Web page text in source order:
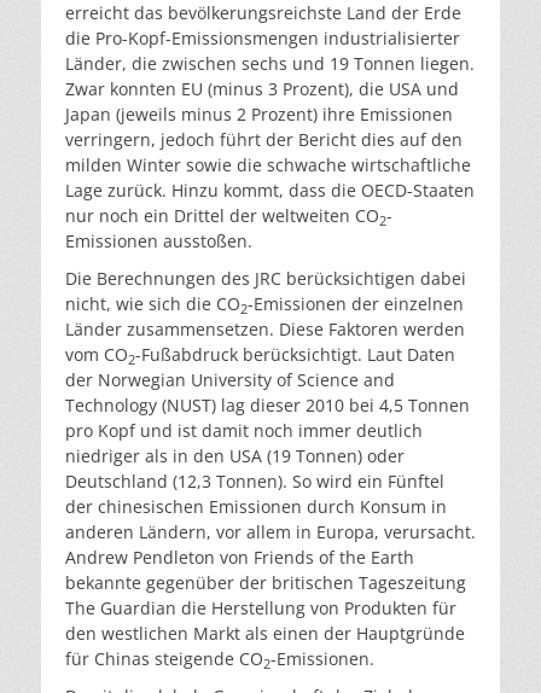
erreicht das bevölkerungsreichste Land der Erde
die Pro-Kopf-Emissionsmengen industrialisierter
Länder, die zwischen sechs und 19 Tonnen liegen.
Zwar konnten EU (minus 3 Prozent), die USA und
Japan (jeweils minus 2 Prozent) ihre Emissionen
verringern, jedoch führt der Bericht dies auf den
milden Winter sowie die schwache wirtschaftliche
Lage zurück. Hinzu kommt, dass die OECD-Staaten
nur noch ein Drittel der weltweiten CO2-
Emissionen ausstoßen.
Die Berechnungen des JRC berücksichtigen dabei
nicht, wie sich die CO2-Emissionen der einzelnen
Länder zusammensetzen. Diese Faktoren werden
vom CO2-Fußabdruck berücksichtigt. Laut Daten
der Norwegian University of Science and
Technology (NUST) lag dieser 2010 bei 4,5 Tonnen
pro Kopf und ist damit noch immer deutlich
niedriger als in den USA (19 Tonnen) oder
Deutschland (12,3 Tonnen). So wird ein Fünftel
der chinesischen Emissionen durch Konsum in
anderen Ländern, vor allem in Europa, verursacht.
Andrew Pendleton von Friends of the Earth
bekannte gegenüber der britischen Tageszeitung
The Guardian die Herstellung von Produkten für
den westlichen Markt als einen der Hauptgründe
für Chinas steigende CO2-Emissionen.